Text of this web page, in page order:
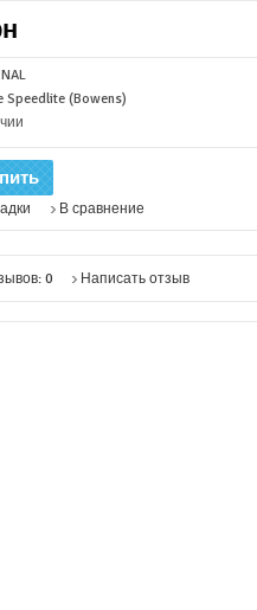
Speedlite (Bowens)
В сравнение
0 Написать отзыв